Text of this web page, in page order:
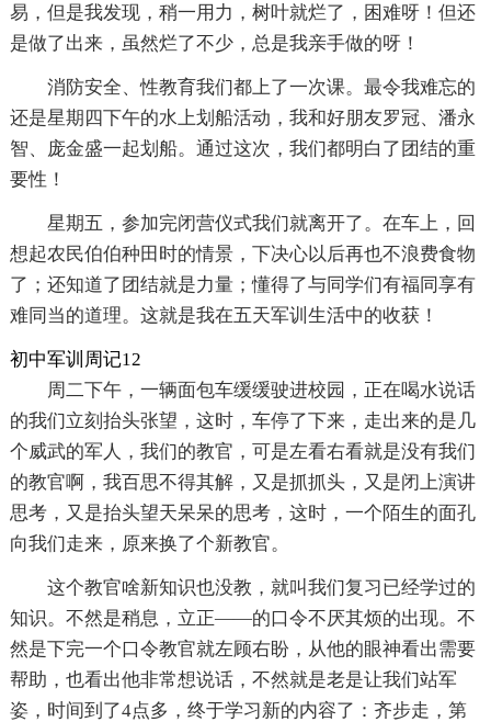
易，但是我发现，稍一用力，树叶就烂了，困难呀！但还
是做了出来，虽然烂了不少，总是我亲手做的呀！
消防安全、性教育我们都上了一次课。最令我难忘的
还是星期四下午的水上划船活动，我和好朋友罗冠、潘永
智、庞金盛一起划船。通过这次，我们都明白了团结的重
要性！
星期五，参加完闭营仪式我们就离开了。在车上，回
想起农民伯伯种田时的情景，下决心以后再也不浪费食物
了；还知道了团结就是力量；懂得了与同学们有福同享有
难同当的道理。这就是我在五天军训生活中的收获！
初中军训周记12
周二下午，一辆面包车缓缓驶进校园，正在喝水说话
的我们立刻抬头张望，这时，车停了下来，走出来的是几
个威武的军人，我们的教官，可是左看右看就是没有我们
的教官啊，我百思不得其解，又是抓抓头，又是闭上演讲
思考，又是抬头望天呆呆的思考，这时，一个陌生的面孔
向我们走来，原来换了个新教官。
这个教官啥新知识也没教，就叫我们复习已经学过的
知识。不然是稍息，立正——的口令不厌其烦的出现。不
然是下完一个口令教官就左顾右盼，从他的眼神看出需要
帮助，也看出他非常想说话，不然就是老是让我们站军
姿，时间到了4点多，终于学习新的内容了：齐步走，第